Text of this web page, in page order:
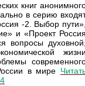
книг
в серию
-2. Выбор
и «Проект
вопросы
в мире